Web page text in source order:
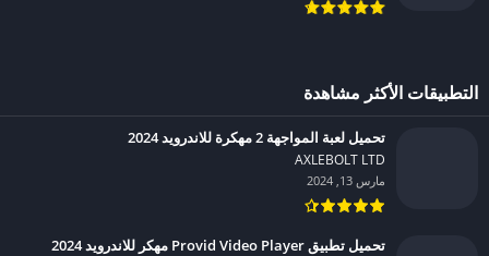
التطبيقات الأكثر مشاهدة
تحميل لعبة المواجهة 2 مهكرة للاندرويد 2024
AXLEBOLT LTD‏
مارس 13, 2024
تحميل تطبيق Provid Video Player مهكر للاندرويد 2024